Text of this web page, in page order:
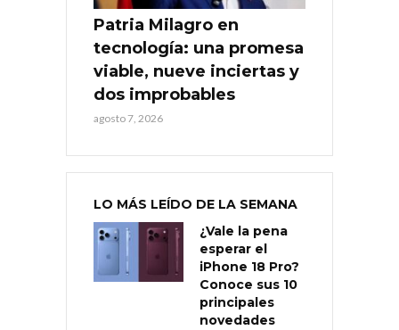
Patria Milagro en
tecnología: una promesa
viable, nueve inciertas y
dos improbables
agosto 7, 2026
LO MÁS LEÍDO DE LA SEMANA
¿Vale la pena
esperar el
iPhone 18 Pro?
Conoce sus 10
principales
novedades